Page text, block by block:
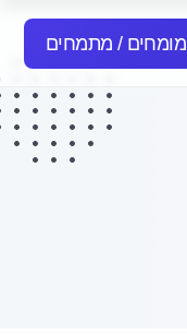
מומחים / מתמחים